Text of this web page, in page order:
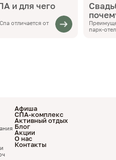
и для чего
отличается от
парк-
Афиша
СПА-комплекс
Активный отдых
Блог
Акции
О нас
Контакты